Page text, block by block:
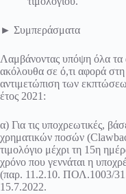
► Συμπεράσματα
Λαμβάνοντας υπόψη όλα
ακόλουθα σε ό,τι αφορά στη
αντιμετώπιση των
έτος 2021:
α) Για τις υποχρεωτικές,
χρηματικών ποσών
τιμολόγιο μέχρι τη 15η
χρόνο που γεννάται η
(παρ. 11.2.10. ΠΟΛ.1003/
15.7.2022.